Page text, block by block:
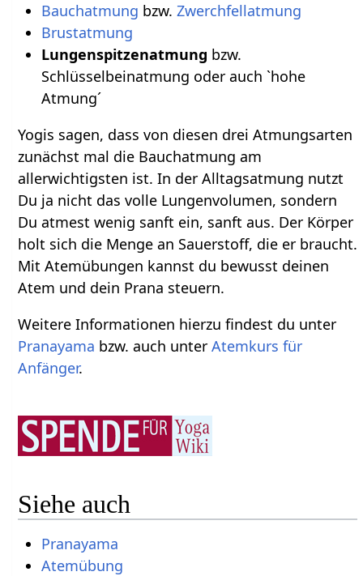
Bauchatmung bzw. Zwerchfellatmung
Brustatmung
Lungenspitzenatmung bzw.
Schlüsselbeinatmung oder auch `hohe
Atmung´
Yogis sagen, dass von diesen drei Atmungsarten
zunächst mal die Bauchatmung am
allerwichtigsten ist. In der Alltagsatmung nutzt
Du ja nicht das volle Lungenvolumen, sondern
Du atmest wenig sanft ein, sanft aus. Der Körper
holt sich die Menge an Sauerstoff, die er braucht.
Mit Atemübungen kannst du bewusst deinen
Atem und dein Prana steuern.
Weitere Informationen hierzu findest du unter
Pranayama bzw. auch unterAtemkurs für
Anfänger.
Siehe auch
Pranayama
Atemübung